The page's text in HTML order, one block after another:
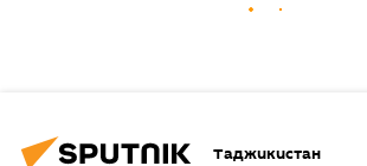
Таджикистан